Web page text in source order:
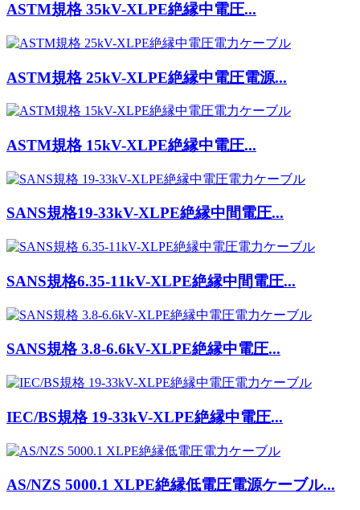
ASTM規格 35kV-XLPE絶縁中電圧...
ASTM規格 25kV-XLPE絶縁中電圧電源...
ASTM規格 15kV-XLPE絶縁中電圧...
SANS規格19-33kV-XLPE絶縁中間電圧...
SANS規格6.35-11kV-XLPE絶縁中間電圧...
SANS規格 3.8-6.6kV-XLPE絶縁中電圧...
IEC/BS規格 19-33kV-XLPE絶縁中電圧...
AS/NZS 5000.1 XLPE絶縁低電圧電源ケーブル...